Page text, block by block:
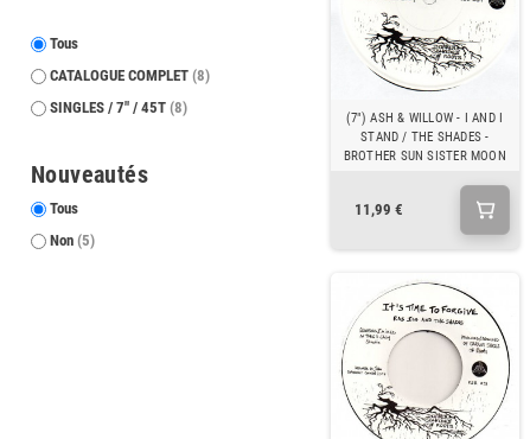
Tous
CATALOGUE COMPLET (8)
SINGLES / 7" / 45T (8)
Nouveautés
Tous
Non (5)
(7") ASH & WILLOW - I AND I
STAND / THE SHADES -
BROTHER SUN SISTER MOON
11,99 €